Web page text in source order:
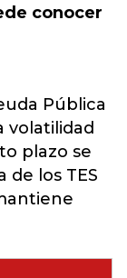
conocer
Pública
volatilidad
plazo se
los TES